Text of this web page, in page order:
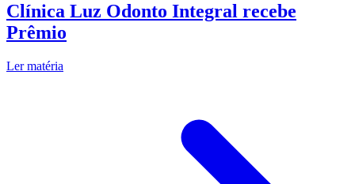
Clínica Luz Odonto Integral recebe
Prêmio
Ler matéria